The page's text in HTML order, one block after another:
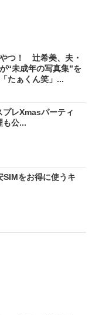
つ！ 辻希美、夫・
“未成年の写真集”を
たぁくん笑」...
レXmasパーティ
公...
SIMをお得に使うキ